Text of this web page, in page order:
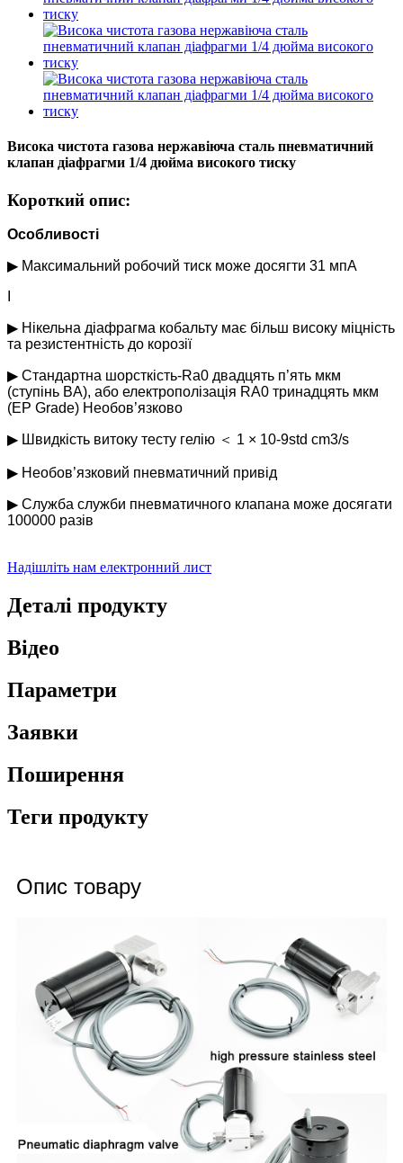
Висока чистота газова нержавіюча сталь пневматичний
клапан діафрагми 1/4 дюйма високого тиску
Короткий опис:
Особливості
▶ Максимальний робочий тиск може досягти 31 мпА
▶ Нікельна діафрагма кобальту має більш високу міцність
та резистентність до корозії
▶ Стандартна шорсткість-Ra0 двадцять п’ять мкм
(ступінь BA), або електрополізація RA0 тринадцять мкм
(EP Grade) Необов’язково
▶ Швидкість витоку тесту гелію ＜ 1 × 10-9std cm3/s
▶ Необов’язковий пневматичний привід
▶ Служба служби пневматичного клапана може досягати
100000 разів
Надішліть нам електронний лист
Деталі продукту
Відео
Параметри
Заявки
Поширення
Теги продукту
Опис товару